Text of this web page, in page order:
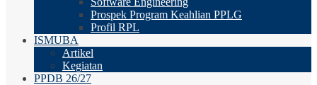
Prospek Program Keahlian PPLG
Profil RPL
ISMUBA
Artikel
Kegiatan
PPDB 26/27